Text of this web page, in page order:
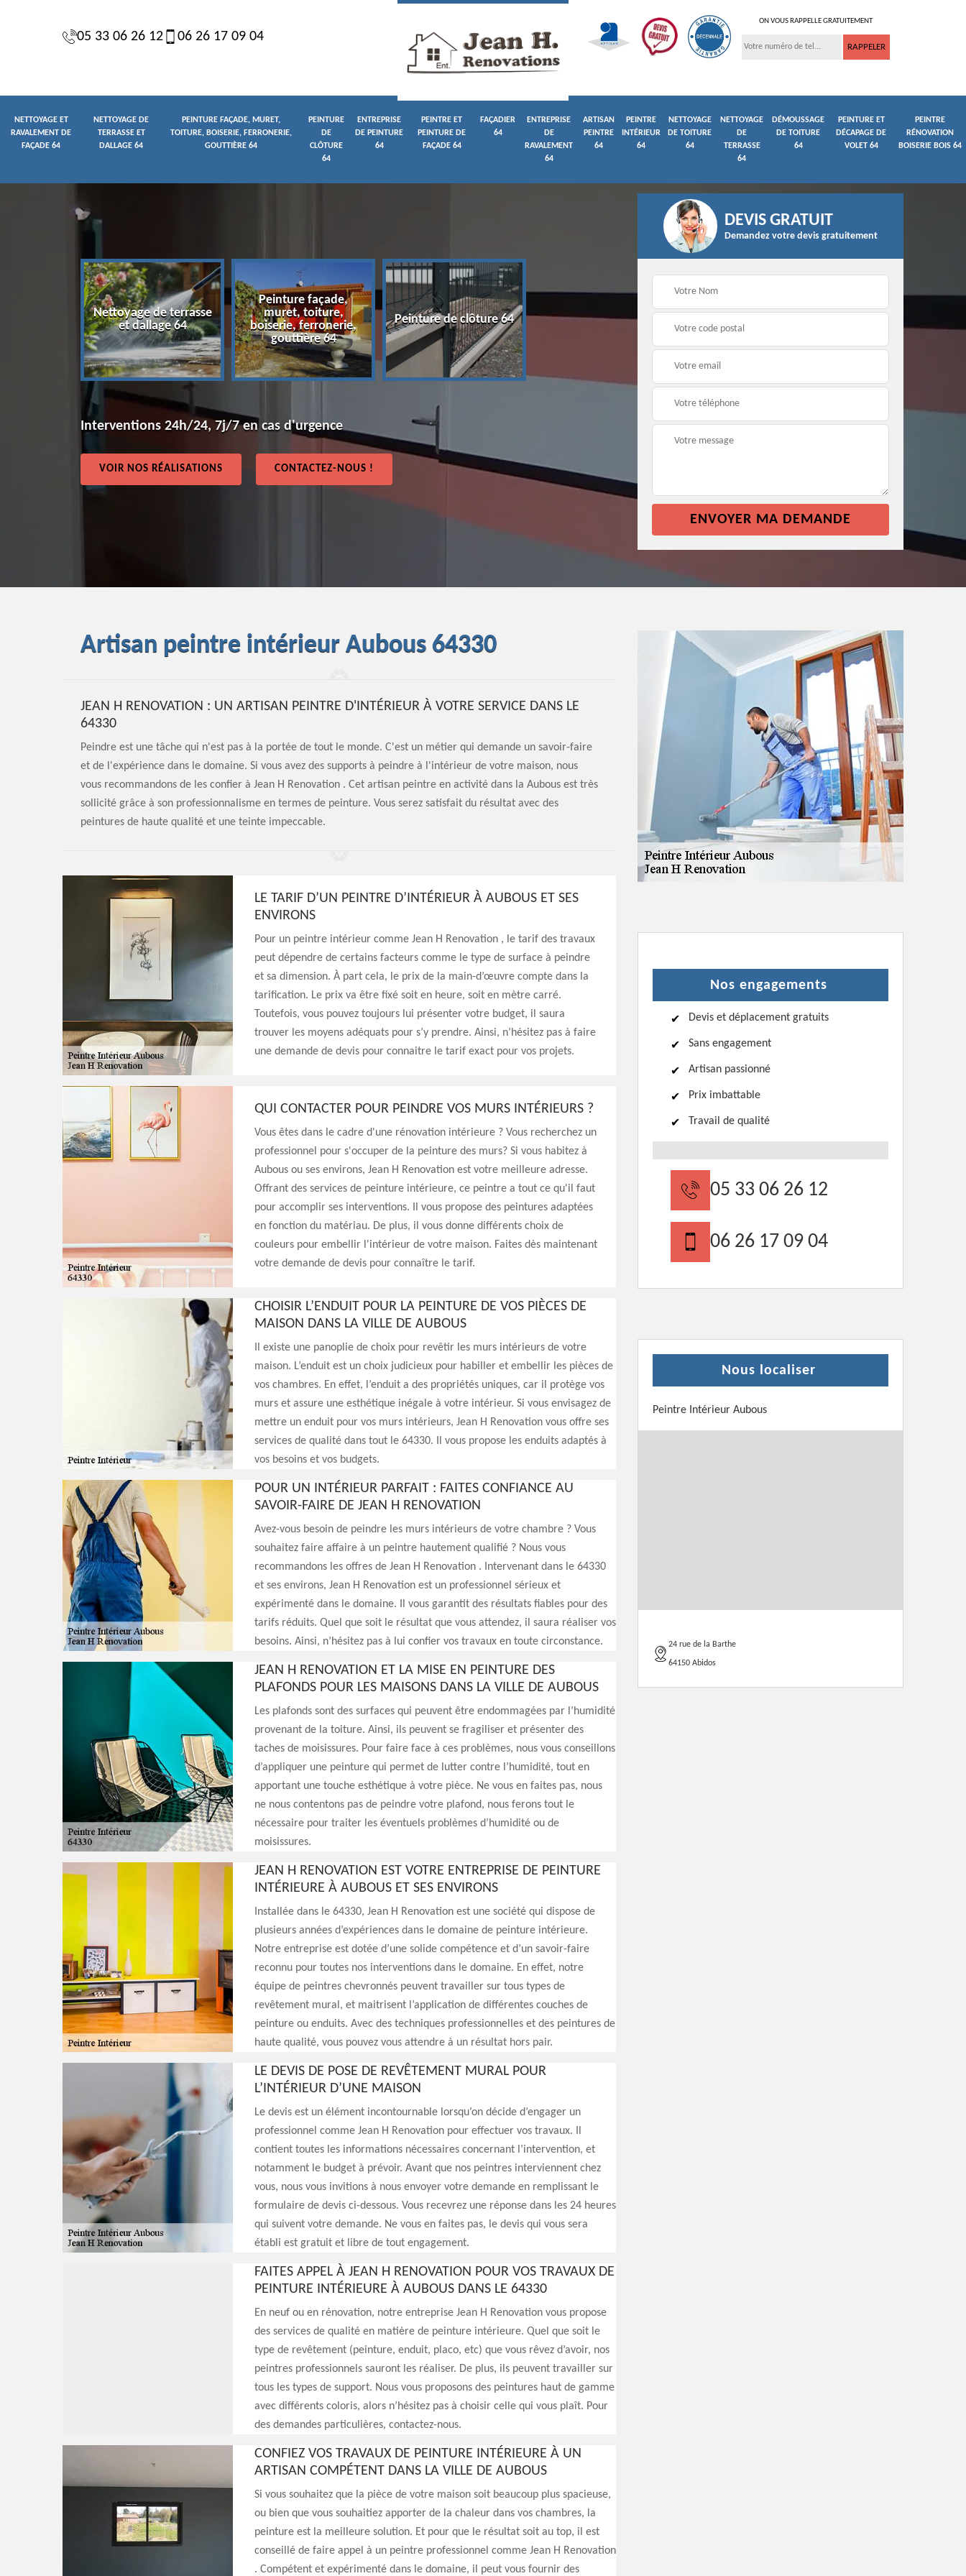
05 33 06 26 12 06 26 17 09 04
ON VOUS RAPPELLE GRATUITEMENT
NETTOYAGE ET
RAVALEMENT DE
FAÇADE 64
NETTOYAGE DE
TERRASSE ET
DALLAGE 64
PEINTURE FAÇADE, MURET,
TOITURE, BOISERIE, FERRONERIE,
GOUTTIÈRE 64
PEINTURE
DE
CLÔTURE
64
ENTREPRISE
DE PEINTURE
64
PEINTRE ET
PEINTURE DE
FAÇADE 64
FAÇADIER
64
ENTREPRISE
DE
RAVALEMENT
64
ARTISAN
PEINTRE
64
PEINTRE
INTÉRIEUR
64
NETTOYAGE
DE TOITURE
64
NETTOYAGE
DE
TERRASSE
64
DÉMOUSSAGE
DE TOITURE
64
PEINTURE ET
DÉCAPAGE DE
VOLET 64
PEINTRE
RÉNOVATION
BOISERIE BOIS 64
Nettoyage de terrasse
et dallage 64
Peinture façade,
muret, toiture,
boiserie, ferronerie,
gouttière 64
Peinture de clôture 64
Entreprise de peinture
Peintre et peinture de
façade 64
Façadier 64
Interventions 24h/24, 7j/7 en cas d'urgence
VOIR NOS RÉALISATIONS CONTACTEZ-NOUS !
DEVIS GRATUIT
Demandez votre devis gratuitement
Artisan peintre intérieur Aubous 64330
JEAN H RENOVATION : UN ARTISAN PEINTRE D'INTÉRIEUR À VOTRE SERVICE DANS LE
64330
Peindre est une tâche qui n'est pas à la portée de tout le monde. C'est un métier qui demande un savoir-faire
et de l'expérience dans le domaine. Si vous avez des supports à peindre à l'intérieur de votre maison, nous
vous recommandons de les confier à Jean H Renovation . Cet artisan peintre en activité dans la Aubous est très
sollicité grâce à son professionnalisme en termes de peinture. Vous serez satisfait du résultat avec des
peintures de haute qualité et une teinte impeccable.
LE TARIF D’UN PEINTRE D’INTÉRIEUR À AUBOUS ET SES
ENVIRONS
Pour un peintre intérieur comme Jean H Renovation , le tarif des travaux
peut dépendre de certains facteurs comme le type de surface à peindre
et sa dimension. À part cela, le prix de la main-d’œuvre compte dans la
tarification. Le prix va être fixé soit en heure, soit en mètre carré.
Toutefois, vous pouvez toujours lui présenter votre budget, il saura
trouver les moyens adéquats pour s’y prendre. Ainsi, n’hésitez pas à faire
une demande de devis pour connaitre le tarif exact pour vos projets.
QUI CONTACTER POUR PEINDRE VOS MURS INTÉRIEURS ?
Vous êtes dans le cadre d'une rénovation intérieure ? Vous recherchez un
professionnel pour s'occuper de la peinture des murs? Si vous habitez à
Aubous ou ses environs, Jean H Renovation est votre meilleure adresse.
Offrant des services de peinture intérieure, ce peintre a tout ce qu'il faut
pour accomplir ses interventions. Il vous propose des peintures adaptées
en fonction du matériau. De plus, il vous donne différents choix de
couleurs pour embellir l'intérieur de votre maison. Faites dès maintenant
votre demande de devis pour connaître le tarif.
CHOISIR L’ENDUIT POUR LA PEINTURE DE VOS PIÈCES DE
MAISON DANS LA VILLE DE AUBOUS
Il existe une panoplie de choix pour revêtir les murs intérieurs de votre
maison. L’enduit est un choix judicieux pour habiller et embellir les pièces de
vos chambres. En effet, l’enduit a des propriétés uniques, car il protège vos
murs et assure une esthétique inégale à votre intérieur. Si vous envisagez de
mettre un enduit pour vos murs intérieurs, Jean H Renovation vous offre ses
services de qualité dans tout le 64330. Il vous propose les enduits adaptés à
vos besoins et vos budgets.
POUR UN INTÉRIEUR PARFAIT : FAITES CONFIANCE AU
SAVOIR-FAIRE DE JEAN H RENOVATION
Avez-vous besoin de peindre les murs intérieurs de votre chambre ? Vous
souhaitez faire affaire à un peintre hautement qualifié ? Nous vous
recommandons les offres de Jean H Renovation . Intervenant dans le 64330
et ses environs, Jean H Renovation est un professionnel sérieux et
expérimenté dans le domaine. Il vous garantit des résultats fiables pour des
tarifs réduits. Quel que soit le résultat que vous attendez, il saura réaliser vos
besoins. Ainsi, n’hésitez pas à lui confier vos travaux en toute circonstance.
JEAN H RENOVATION ET LA MISE EN PEINTURE DES
PLAFONDS POUR LES MAISONS DANS LA VILLE DE AUBOUS
Les plafonds sont des surfaces qui peuvent être endommagées par l’humidité
provenant de la toiture. Ainsi, ils peuvent se fragiliser et présenter des
taches de moisissures. Pour faire face à ces problèmes, nous vous conseillons
d’appliquer une peinture qui permet de lutter contre l’humidité, tout en
apportant une touche esthétique à votre pièce. Ne vous en faites pas, nous
ne nous contentons pas de peindre votre plafond, nous ferons tout le
nécessaire pour traiter les éventuels problèmes d’humidité ou de
moisissures.
JEAN H RENOVATION EST VOTRE ENTREPRISE DE PEINTURE
INTÉRIEURE À AUBOUS ET SES ENVIRONS
Installée dans le 64330, Jean H Renovation est une société qui dispose de
plusieurs années d’expériences dans le domaine de peinture intérieure.
Notre entreprise est dotée d’une solide compétence et d’un savoir-faire
reconnu pour toutes nos interventions dans le domaine. En effet, notre
équipe de peintres chevronnés peuvent travailler sur tous types de
revêtement mural, et maitrisent l’application de différentes couches de
peinture ou enduits. Avec des techniques professionnelles et des peintures de
haute qualité, vous pouvez vous attendre à un résultat hors pair.
LE DEVIS DE POSE DE REVÊTEMENT MURAL POUR
L’INTÉRIEUR D’UNE MAISON
Le devis est un élément incontournable lorsqu’on décide d’engager un
professionnel comme Jean H Renovation pour effectuer vos travaux. Il
contient toutes les informations nécessaires concernant l’intervention, et
notamment le budget à prévoir. Avant que nos peintres interviennent chez
vous, nous vous invitions à nous envoyer votre demande en remplissant le
formulaire de devis ci-dessous. Vous recevrez une réponse dans les 24 heures
qui suivent votre demande. Ne vous en faites pas, le devis qui vous sera
établi est gratuit et libre de tout engagement.
FAITES APPEL À JEAN H RENOVATION POUR VOS TRAVAUX DE
PEINTURE INTÉRIEURE À AUBOUS DANS LE 64330
En neuf ou en rénovation, notre entreprise Jean H Renovation vous propose
des services de qualité en matière de peinture intérieure. Quel que soit le
type de revêtement (peinture, enduit, placo, etc) que vous rêvez d’avoir, nos
peintres professionnels sauront les réaliser. De plus, ils peuvent travailler sur
tous les types de support. Nous vous proposons des peintures haut de gamme
avec différents coloris, alors n’hésitez pas à choisir celle qui vous plaît. Pour
des demandes particulières, contactez-nous.
CONFIEZ VOS TRAVAUX DE PEINTURE INTÉRIEURE À UN
ARTISAN COMPÉTENT DANS LA VILLE DE AUBOUS
Si vous souhaitez que la pièce de votre maison soit beaucoup plus spacieuse,
ou bien que vous souhaitiez apporter de la chaleur dans vos chambres, la
peinture est la meilleure solution. Et pour que le résultat soit au top, il est
conseillé de faire appel à un peintre professionnel comme Jean H Renovation
. Compétent et expérimenté dans le domaine, il peut vous fournir des
Nos engagements
Devis et déplacement gratuits
Sans engagement
Artisan passionné
Prix imbattable
Travail de qualité
05 33 06 26 12
06 26 17 09 04
Nous localiser
Peintre Intérieur Aubous
24 rue de la Barthe
64150 Abidos